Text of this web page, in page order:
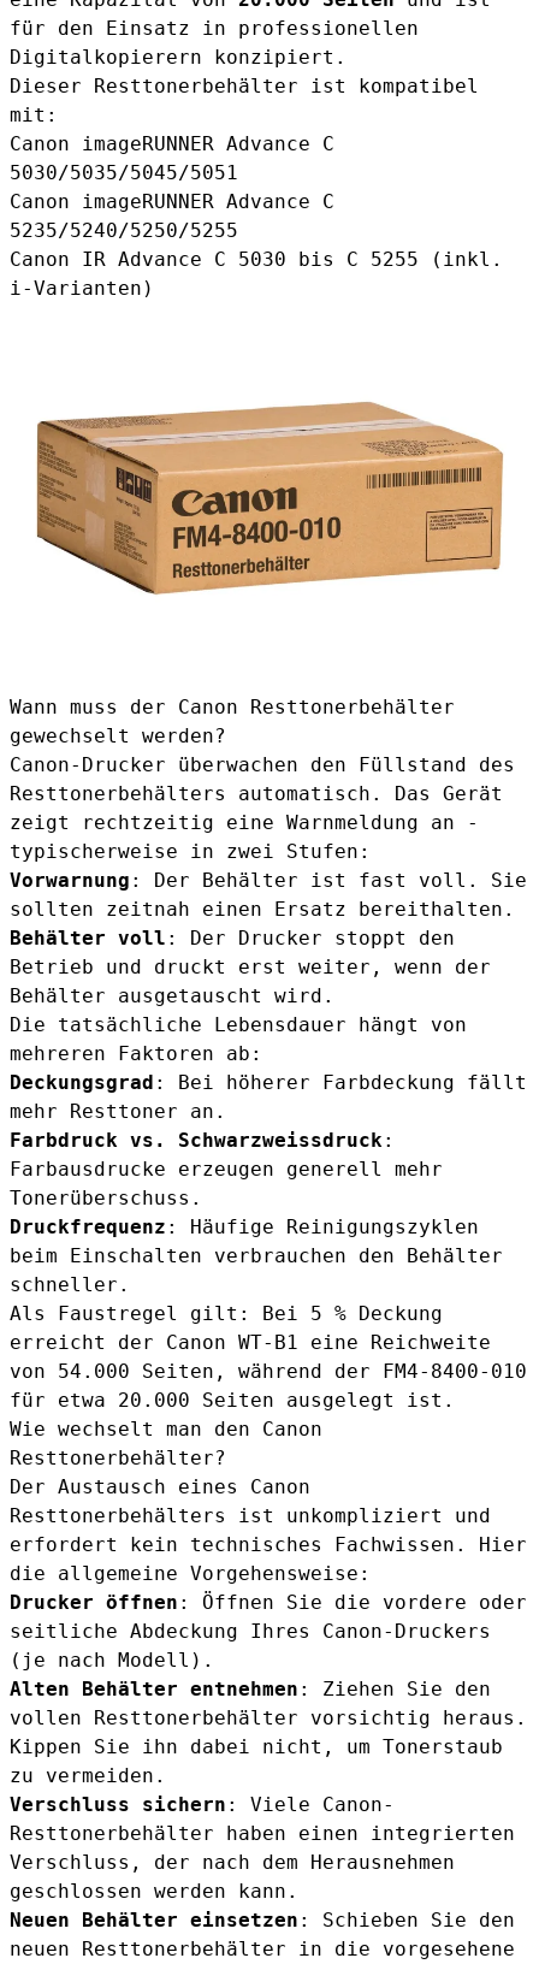
für den Einsatz in professionellen
Digitalkopierern konzipiert.
Dieser Resttonerbehälter ist kompatibel
mit:
Canon imageRUNNER Advance C
5030/5035/5045/5051
Canon imageRUNNER Advance C
5235/5240/5250/5255
Canon IR Advance C 5030 bis C 5255 (inkl.
i-Varianten)
Wann muss der Canon Resttonerbehälter
gewechselt werden?
Canon-Drucker überwachen den Füllstand des
Resttonerbehälters automatisch. Das Gerät
zeigt rechtzeitig eine Warnmeldung an -
typischerweise in zwei Stufen:
Vorwarnung : Der Behälter ist fast voll. Sie
sollten zeitnah einen Ersatz bereithalten.
Behälter voll : Der Drucker stoppt den
Betrieb und druckt erst weiter, wenn der
Behälter ausgetauscht wird.
Die tatsächliche Lebensdauer hängt von
mehreren Faktoren ab:
Deckungsgrad : Bei höherer Farbdeckung fällt
mehr Resttoner an.
Farbdruck vs. Schwarzweissdruck:
Farbausdrucke erzeugen generell mehr
Tonerüberschuss.
Druckfrequenz : Häufige Reinigungszyklen
beim Einschalten verbrauchen den Behälter
schneller.
Als Faustregel gilt: Bei 5 % Deckung
erreicht der Canon WT-B1 eine Reichweite
von 54.000 Seiten, während der FM4-8400-010
für etwa 20.000 Seiten ausgelegt ist.
Wie wechselt man den Canon
Resttonerbehälter?
Der Austausch eines Canon
Resttonerbehälters ist unkompliziert und
erfordert kein technisches Fachwissen. Hier
die allgemeine Vorgehensweise:
Drucker öffnen : Öffnen Sie die vordere oder
seitliche Abdeckung Ihres Canon-Druckers
(je nach Modell).
Alten Behälter entnehmen : Ziehen Sie den
vollen Resttonerbehälter vorsichtig heraus.
Kippen Sie ihn dabei nicht, um Tonerstaub
zu vermeiden.
Verschluss sichern : Viele Canon-
Resttonerbehälter haben einen integrierten
Verschluss, der nach dem Herausnehmen
geschlossen werden kann.
Neuen Behälter einsetzen : Schieben Sie den
neuen Resttonerbehälter in die vorgesehene